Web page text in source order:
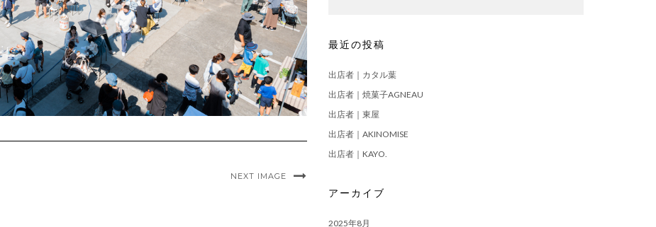
NEXT IMAGE
最近の投稿
出店者｜カタル葉
出店者｜焼菓子AGNEAU
出店者｜東屋
出店者｜AKINOMISE
出店者｜KAYO.
アーカイブ
2025年8月